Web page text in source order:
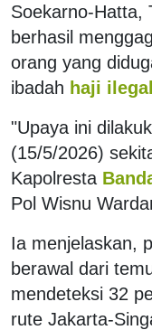
Soekarno-Hatta,
berhasil
orang yang
ibadah haji ilegal
"Upaya ini
(15/5/2026)
Kapolresta
Pol Wisnu
Ia menjelaskan,
berawal dari
mendeteksi 32
rute Jakarta-